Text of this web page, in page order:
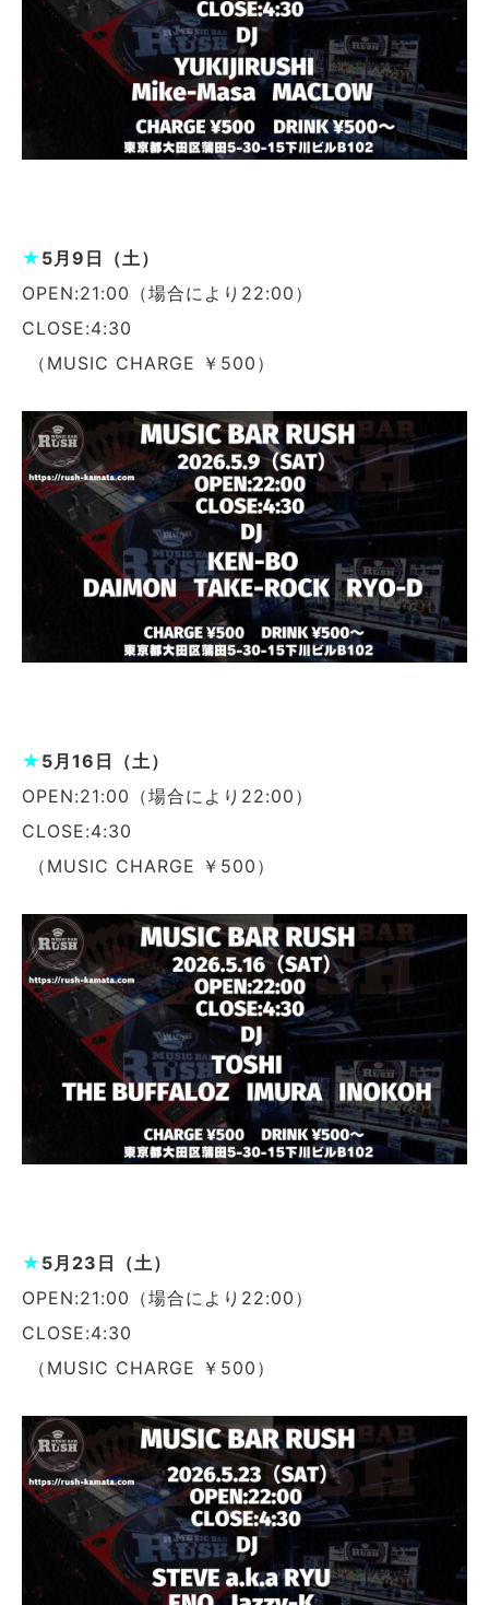
★ 5月9日（土）
OPEN:21:00（場合により22:00）
CLOSE:4:30
（MUSIC CHARGE ￥500）
★ 5 月16日（土）
OPEN:21:00（場合により22:00）
CLOSE:4:30
（MUSIC CHARGE ￥500）
★ 5月23日（土）
OPEN:21:00（場合により22:00）
CLOSE:4:30
（MUSIC CHARGE ￥500）